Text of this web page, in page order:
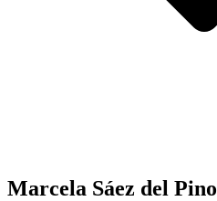
Marcela Sáez del Pino